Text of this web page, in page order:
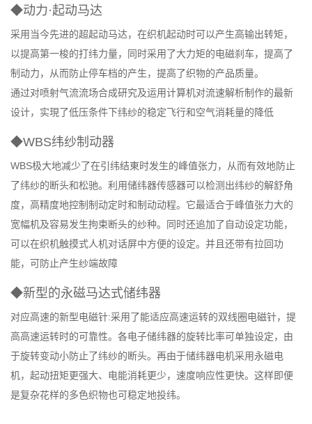
◆动力·起动马达
采用当今先进的超起动马达，在织机起动时可以产生高输出转矩，
以提高第一梭的打纬力量，同时采用了大力矩的电磁刹车，提高了
制动力，从而防止停车档的产生，提高了织物的产品质量。
通过对喷射气流流场合成研究及运用计算机对流速解析制作的最新
设计，实現了低压条件下纬纱的稳定飞行和空气消耗量的降低
◆WBS纬纱制动器
WBS极大地减少了在引纬结東时发生的峰值张力，从而有效地防止
了纬纱的断头和松驰。利用储纬器传感器可以检测出纬纱的解舒角
度，高精度地控制制动定时和制动动程。它最适合于峰值张力大的
宽幅机及容易发生拘束断头的纱种。同时还追加了自动设定功能，
可以在织机触摸式人机对话屏中方便的设定。并且还带有拉回功
能，可防止产生纱端故障
◆新型的永磁马达式储纬器
对应高速的新型电磁针:采用了能适应高速运转的双线圈电磁针，提
高高速运转时的可靠性。各电子储纬器的旋转比率可单独设定，由
于旋转变动小防止了纬纱的断头。再由于储纬器电机采用永磁电
机，起动扭矩更强大、电能消耗更少，速度响应性更快。这样即便
是复杂花样的多色织物也可稳定地投纬。